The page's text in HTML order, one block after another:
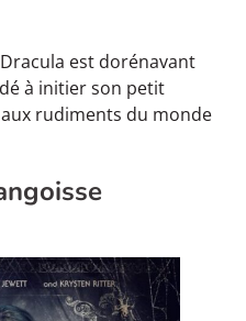
est dorénavant
à initier son petit
rudiments du monde